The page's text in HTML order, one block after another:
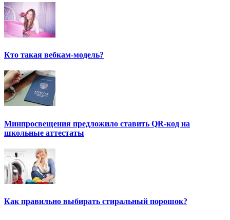
Кто такая вебкам-модель?
Минпросвещения предложило ставить QR-код на
школьные аттестаты
Как правильно выбирать стиральный порошок?